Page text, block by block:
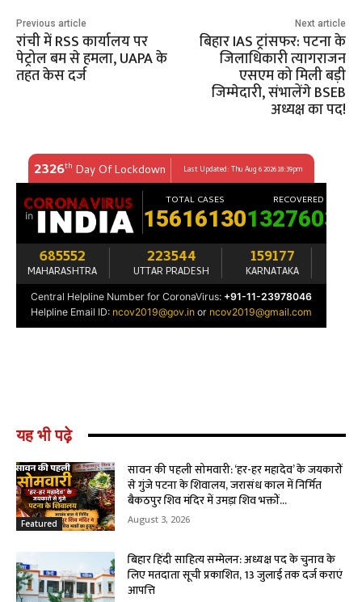
Previous article
रांची में RSS कार्यालय पर
पेट्रोल बम से हमला, UAPA के
तहत केस दर्ज
Next article
बिहार IAS ट्रांसफर: पटना के
जिलाधिकारी त्यागराजन
एसएम को मिली बड़ी
जिम्मेदारी, संभालेंगे BSEB
अध्यक्ष का पद!
यह भी पढ़े
Featured
सावन की पहली सोमवारी: ‘हर-हर महादेव’ के जयकारों
से गुंजे पटना के शिवालय, जरासंध काल में निर्मित
बैकठपुर शिव मंदिर में उमड़ा शिव भक्तों...
August 3, 2026
बिहार हिंदी साहित्य सम्मेलन: अध्यक्ष पद के चुनाव के
लिए मतदाता सूची प्रकाशित, 13 जुलाई तक दर्ज कराएं
आपत्ति